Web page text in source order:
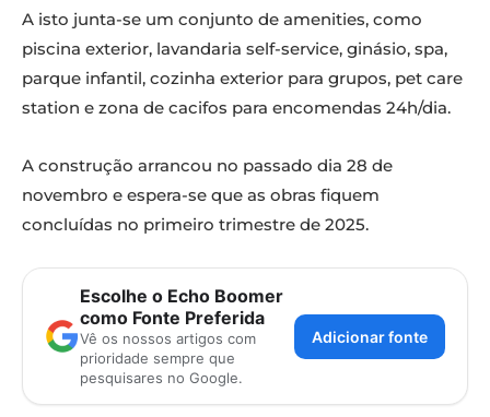
A isto junta-se um conjunto de amenities, como
piscina exterior, lavandaria self-service, ginásio, spa,
parque infantil, cozinha exterior para grupos, pet care
station e zona de cacifos para encomendas 24h/dia.
A construção arrancou no passado dia 28 de
novembro e espera-se que as obras fiquem
concluídas no primeiro trimestre de 2025.
Escolhe o Echo Boomer
como Fonte Preferida
Vê os nossos artigos com
prioridade sempre que
pesquisares no Google.
Adicionar fonte